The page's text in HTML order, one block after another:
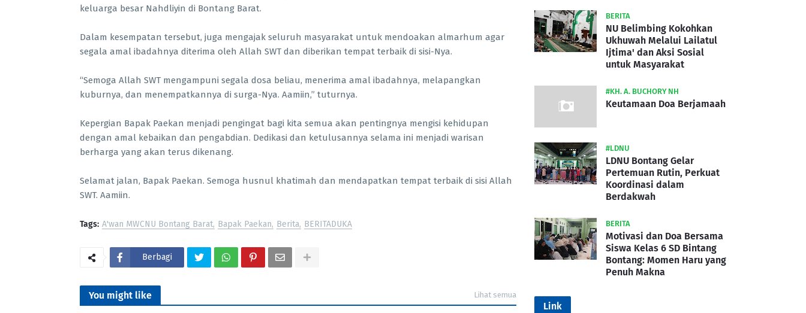
keluarga besar Nahdliyin di Bontang Barat.
Dalam kesempatan tersebut, juga mengajak seluruh masyarakat untuk mendoakan almarhum agar
segala amal ibadahnya diterima oleh Allah SWT dan diberikan tempat terbaik di sisi-Nya.
“Semoga Allah SWT mengampuni segala dosa beliau, menerima amal ibadahnya, melapangkan
kuburnya, dan menempatkannya di surga-Nya. Aamiin,” tuturnya.
Kepergian Bapak Paekan menjadi pengingat bagi kita semua akan pentingnya mengisi kehidupan
dengan amal kebaikan dan pengabdian. Dedikasi dan ketulusannya selama ini menjadi warisan
berharga yang akan terus dikenang.
Selamat jalan, Bapak Paekan. Semoga husnul khatimah dan mendapatkan tempat terbaik di sisi Allah
SWT. Aamiin.
Tags: A'wan MWCNU Bontang Barat Bapak Paekan Berita BERITADUKA
Berbagi
You might like Lihat semua
BERITA
NU Belimbing Kokohkan
Ukhuwah Melalui Lailatul
Ijtima' dan Aksi Sosial
untuk Masyarakat
#KH. A. BUCHORY NH
Keutamaan Doa Berjamaah
#LDNU
LDNU Bontang Gelar
Pertemuan Rutin, Perkuat
Koordinasi dalam
Berdakwah
BERITA
Motivasi dan Doa Bersama
Siswa Kelas 6 SD Bintang
Bontang: Momen Haru yang
Penuh Makna
Link